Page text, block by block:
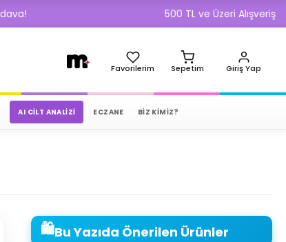
500 TL ve Üzeri Alışverişlerde
Favorilerim Sepetim Giriş Yap
AI CILT ANALIZI ECZANE BİZ KİMİZ?
🛍️Bu Yazıda Önerilen Ürünler